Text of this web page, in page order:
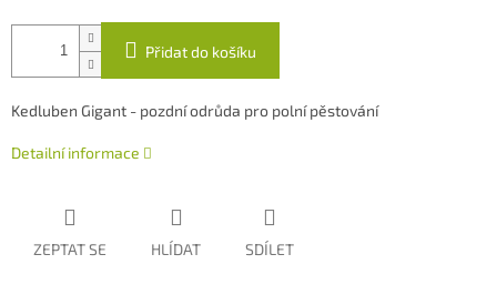
Přidat do košíku
Kedluben Gigant - pozdní odrůda pro polní pěstování
Detailní informace
ZEPTAT SE HLÍDAT SDÍLET